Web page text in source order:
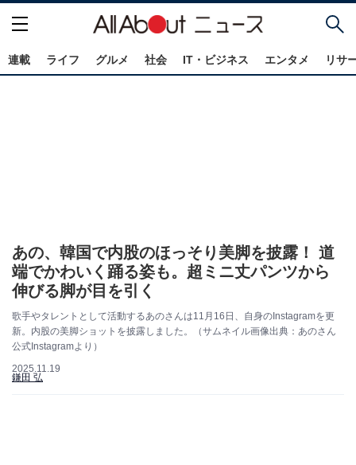
連載 ライフ グルメ 社会 IT・ビジネス エンタメ リサ
あの、韓国で内股のほっそり美脚を披露！ 道
端でかわいく踊る姿も。超ミニ丈パンツから
伸びる脚が目を引く
歌手やタレントとして活動するあのさんは11月16日、自身のInstagramを更
新。内股の美脚ショットを披露しました。（サムネイル画像出典：あのさん
公式Instagramより）
2025.11.19
鎌田 弘